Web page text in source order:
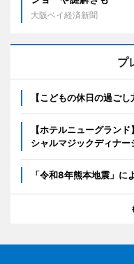
大阪ベイ経済新聞
プ
【こどもの休日の過ご
【ホテルニューグラン
シャルマジックディナー
「令和8年熊本地震」に